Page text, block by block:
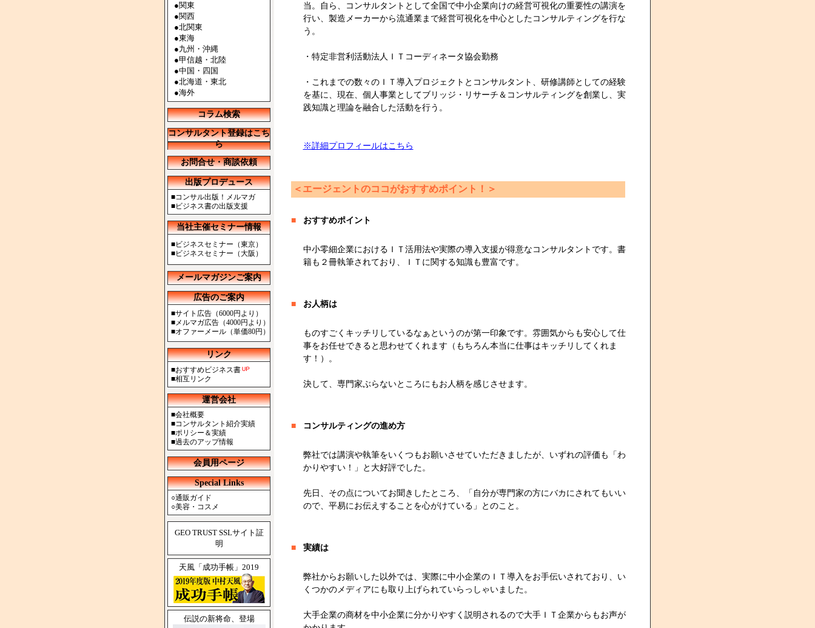
●関東
●関西
●北関東
●東海
●九州・沖縄
●甲信越・北陸
●中国・四国
●北海道・東北
●海外
コラム検索
コンサルタント登録はこち
ら
お問合せ・商談依頼
出版プロデュース
■コンサル出版！メルマガ
■ビジネス書の出版支援
当社主催セミナー情報
■ビジネスセミナー（東京）
■ビジネスセミナー（大阪）
メールマガジンご案内
広告のご案内
■サイト広告（6000円より）
■メルマガ広告（4000円より）
■オファーメール（単価80円）
リンク
■おすすめビジネス書
■相互リンク
運営会社
■会社概要
■コンサルタント紹介実績
■ポリシー＆実績
■過去のアップ情報
会員用ページ
Special Links
○通販ガイド
○美容・コスメ
GEO TRUST SSLサイト証
明
天風「成功手帳」2019
伝説の新将命、登場
当。自ら、コンサルタントとして全国で中小企業向けの経営可視化の重要性の講演を
行い、製造メーカーから流通業まで経営可視化を中心としたコンサルティングを行な
う。
・特定非営利活動法人ＩＴコーディネータ協会勤務
・これまでの数々のＩＴ導入プロジェクトとコンサルタント、研修講師としての経験
を基に、現在、個人事業としてブリッジ・リサーチ＆コンサルティングを創業し、実
践知識と理論を融合した活動を行う。
※詳細プロフィールはこちら
＜エージェントのココがおすすめポイント！＞
■ おすすめポイント
中小零細企業におけるＩＴ活用法や実際の導入支援が得意なコンサルタントです。書
籍も２冊執筆されており、ＩＴに関する知識も豊富です。
■ お人柄は
ものすごくキッチリしているなぁというのが第一印象です。雰囲気からも安心して仕
事をお任せできると思わせてくれます（もちろん本当に仕事はキッチリしてくれま
す！）。
決して、専門家ぶらないところにもお人柄を感じさせます。
■ コンサルティングの進め方
弊社では講演や執筆をいくつもお願いさせていただきましたが、いずれの評価も「わ
かりやすい！」と大好評でした。
先日、その点についてお聞きしたところ、「自分が専門家の方にバカにされてもいい
ので、平易にお伝えすることを心がけている」とのこと。
■ 実績は
弊社からお願いした以外では、実際に中小企業のＩＴ導入をお手伝いされており、い
くつかのメディアにも取り上げられていらっしゃいました。
大手企業の商材を中小企業に分かりやすく説明されるので大手ＩＴ企業からもお声が